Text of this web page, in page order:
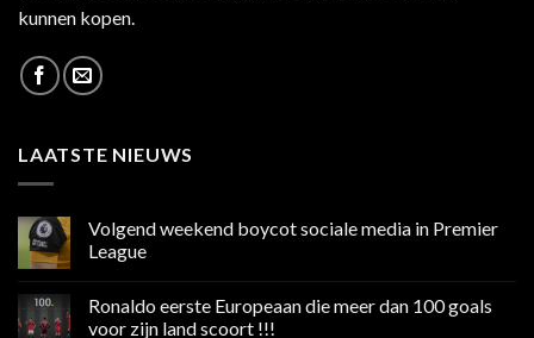
kunnen kopen.
LAATSTE NIEUWS
Volgend weekend boycot sociale media in Premier
League
op
Ronaldo eerste Europeaan die meer dan 100 goals
voor zijn land scoort !!!